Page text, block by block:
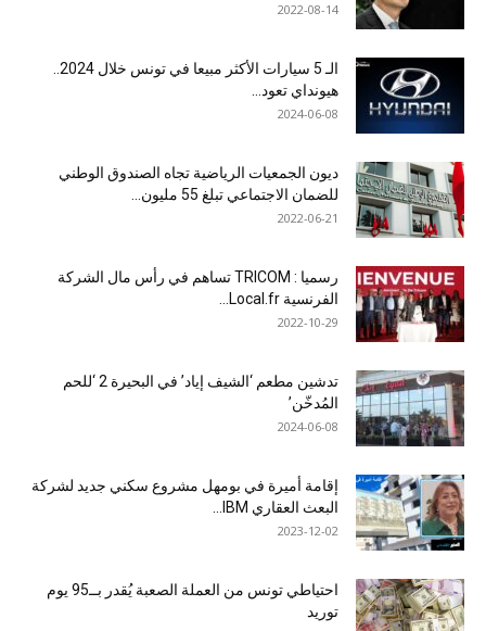
2022-08-14
هيونداي تعود...
2024-06-08
ديون الجمعيات الرياضية تجاه الصندوق الوطني
للضمان الاجتماعي تبلغ 55 مليون...
2022-06-21
رسميا : TRICOM تساهم في رأس مال الشركة
الفرنسية Local.fr...
2022-10-29
تدشين مطعم ‘الشيف إياد’ في البحيرة 2 ‘للحم
المُدخّن’
2024-06-08
إقامة أميرة في بومهل مشروع سكني جديد لشركة
البعث العقاري IBM...
2023-12-02
احتياطي تونس من العملة الصعبة يُقدر بــ95 يوم
توريد